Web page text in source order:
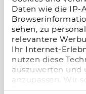
Daten wie die IP-
sehen, zu
relevantere
Ihr Internet-
nutzen diese
auszuwerten und
anzupassen. Wir
Daher fragen wir
Ganz
Verweise
zitierst. Es
Federn zu
Nutze diese
würden